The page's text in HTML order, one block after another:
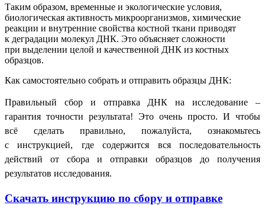
Таким образом, временные и экологические условия,
биологическая активность микроорганизмов, химические
реакции и внутренние свойства костной ткани приводят
к деградации молекул ДНК. Это объясняет сложности
при выделении целой и качественной ДНК из костных
образцов.
Как самостоятельно собрать и отправить образцы ДНК:
Правильный сбор и отправка ДНК на исследование –
гарантия точности результата! Это очень просто. И чтобы
всё сделать правильно, пожалуйста, ознакомьтесь
синструкцией, где содержится вся последовательность
действий от сбора и отправки образцов до получения
результатов исследования.
Скачать инструкцию по сбору и отправке